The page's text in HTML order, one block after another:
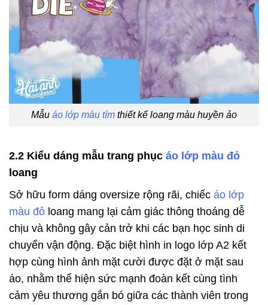
Mẫu áo lớp màu tím thiết kế loang màu huyền ảo
2.2 Kiểu dáng mẫu trang phục áo lớp màu đỏ
loang
Sở hữu form dáng oversize rộng rãi, chiếc áo lớp
màu đỏ loang mang lại cảm giác thông thoáng dễ
chịu và không gây cản trở khi các bạn học sinh di
chuyển vận động. Đặc biệt hình in logo lớp A2 kết
hợp cùng hình ảnh mặt cười được đặt ở mặt sau
áo, nhằm thể hiện sức mạnh đoàn kết cùng tình
cảm yêu thương gắn bó giữa các thành viên trong